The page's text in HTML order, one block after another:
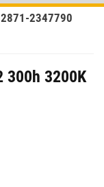
2347790
300h 3200K